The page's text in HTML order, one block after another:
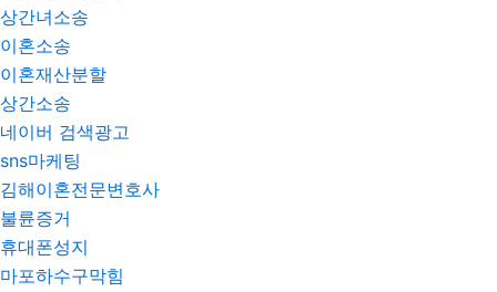
상간녀소송
이혼소송
이혼재산분할
상간소송
네이버 검색광고
sns마케팅
김해이혼전문변호사
불륜증거
휴대폰성지
마포하수구막힘